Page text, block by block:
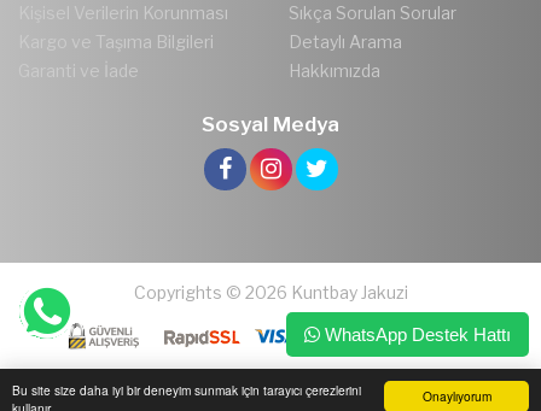
Onaylıyorum
Bu site size daha iyi bir deneyim sunmak için tarayıcı çerezlerini
Kişisel Verilerin Korunması
Kargo ve Taşıma Bilgileri
Garanti ve İade
Sıkça Sorulan Sorular
Detaylı Arama
Hakkımızda
Sosyal Medya
Copyrights © 2026 Kuntbay Jakuzi
WhatsApp Destek Hattı